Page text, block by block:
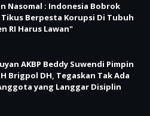
Nasomal : Indonesia Bobrok
Berpesta Korupsi Di Tubuh
RI Harus Lawan"
AKBP Beddy Suwendi Pimpin
Brigpol DH, Tegaskan Tak Ada
yang Langgar Disiplin